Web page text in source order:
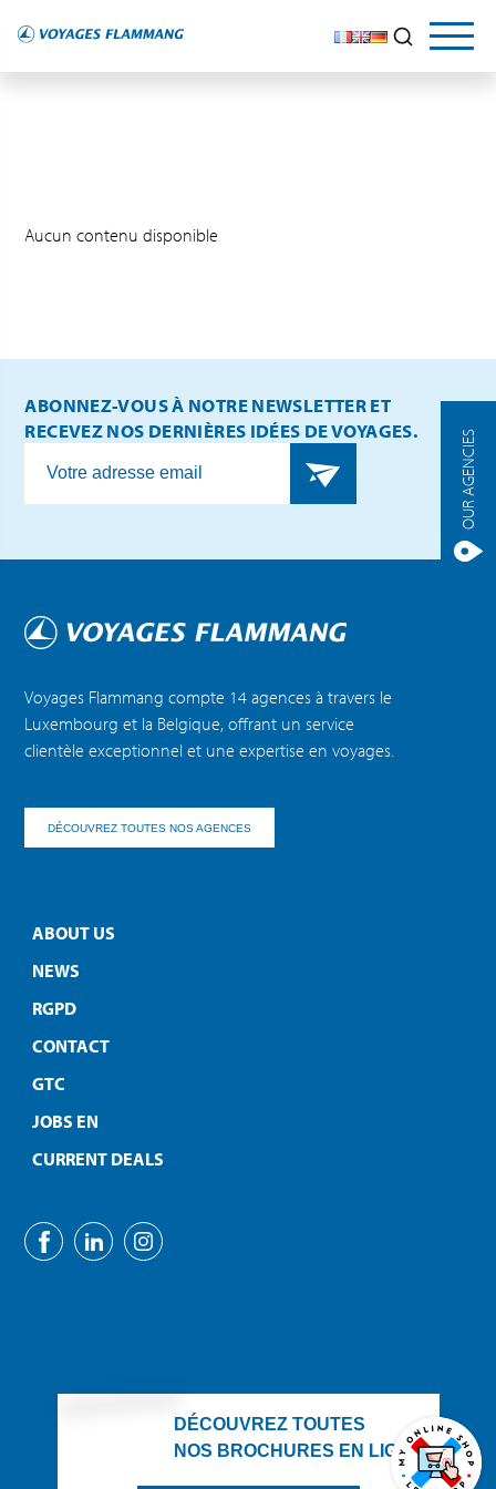
OUR AGENCIES
Aucun contenu disponible
ABONNEZ-VOUS À NOTRE NEWSLETTER ET
RECEVEZ NOS DERNIÈRES IDÉES DE VOYAGES.
Voyages Flammang compte 14 agences à travers le
Luxembourg et la Belgique, offrant un service
clientèle exceptionnel et une expertise en voyages.
DÉCOUVREZ TOUTES NOS AGENCES
ABOUT US
NEWS
RGPD
CONTACT
GTC
JOBS EN
CURRENT DEALS
DÉCOUVREZ TOUTES
NOS BROCHURES EN LIGNE